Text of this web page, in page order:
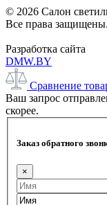
© 2026 Салон
Все права защищены.
Разработка сайта
DMW.BY
Сравнение
Ваш запрос
скорее.
Заказ обратного
×